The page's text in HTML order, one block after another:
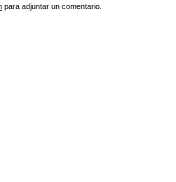
para adjuntar un comentario.